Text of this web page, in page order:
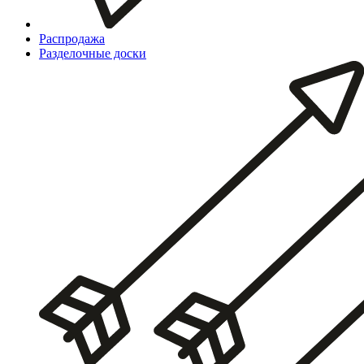
Распродажа
Разделочные доски